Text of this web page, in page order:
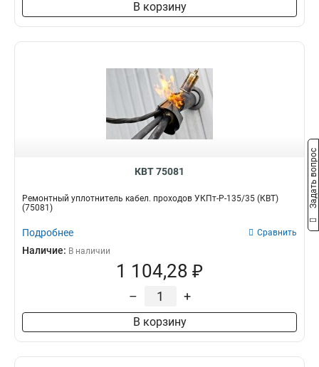
В корзину
КВТ 75081
Ремонтный уплотнитель кабел. проходов УКПт-Р-135/35 (КВТ)
(75081)
Подробнее Сравнить
Наличие: В наличии
1 104,28 ₽
– +
В корзину
Задать вопрос